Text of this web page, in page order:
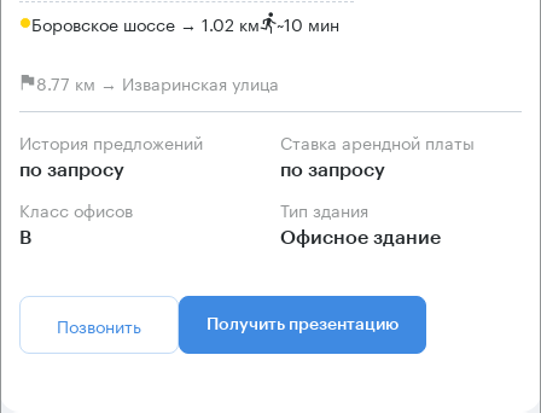
Боровское шоссе → 1.02 км ~10 мин
8.77 км → Изваринская улица
История предложений
по запросу
Ставка арендной платы
по запросу
Класс офисов
B
Тип здания
Офисное здание
Позвонить Получить презентацию